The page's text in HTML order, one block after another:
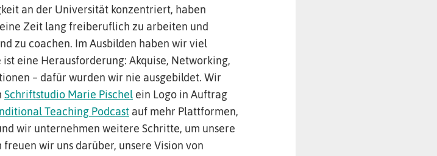
an der Universität konzentriert, haben
Zeit lang freiberuflich zu arbeiten und
zu coachen. Im Ausbilden haben wir viel
eine Herausforderung: Akquise, Networking,
– dafür wurden wir nie ausgebildet. Wir
Schriftstudio Marie Pischelein Logo in Auftrag
Teaching Podcastauf mehr Plattformen,
wir unternehmen weitere Schritte, um unsere
wir uns darüber, unsere Vision von